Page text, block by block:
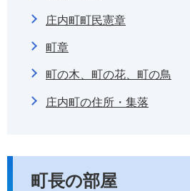
庄内町町民憲章
町章
町の木、町の花、町の鳥
庄内町の住所・集落
町長の部屋